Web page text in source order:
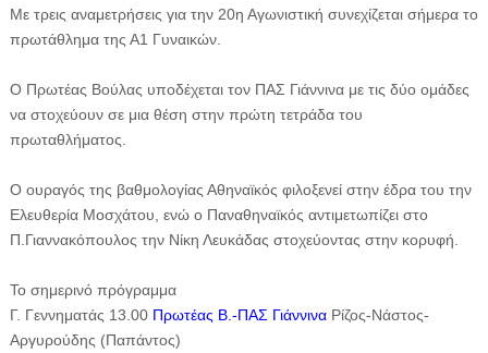
Με τρεις αναμετρήσεις για την 20η Αγωνιστική συνεχίζεται σήμερα το
πρωτάθλημα της Α1 Γυναικών.
Ο Πρωτέας Βούλας υποδέχεται τον ΠΑΣ Γιάννινα με τις δύο ομάδες
να στοχεύουν σε μια θέση στην πρώτη τετράδα του
πρωταθλήματος.
Ο ουραγός της βαθμολογίας Αθηναϊκός φιλοξενεί στην έδρα του την
Ελευθερία Μοσχάτου, ενώ ο Παναθηναϊκός αντιμετωπίζει στο
Π.Γιαννακόπουλος την Νίκη Λευκάδας στοχεύοντας στην κορυφή.
Το σημερινό πρόγραμμα
Γ. Γεννηματάς 13.00 Πρωτέας Β.-ΠΑΣ ΓιάννιναΡίζος-Νάστος-
Αργυρούδης (Παπάντος)